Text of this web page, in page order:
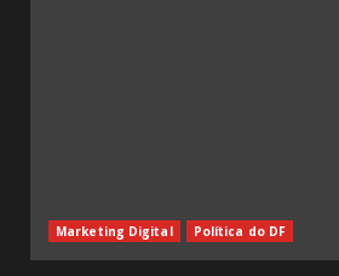
Marketing Digital Política do DF